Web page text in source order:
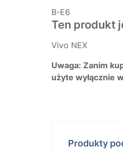
B-E6
Ten produkt
Vivo NEX
Uwaga: Zanim
użyte wyłącznie
Produkty